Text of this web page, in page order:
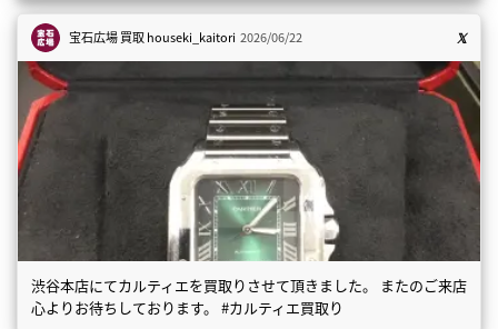
宝石広場 買取houseki_kaitori 2026/06/22
渋谷本店にてカルティエを買取りさせて頂きました。 またのご来店
心よりお待ちしております。 #カルティエ買取り